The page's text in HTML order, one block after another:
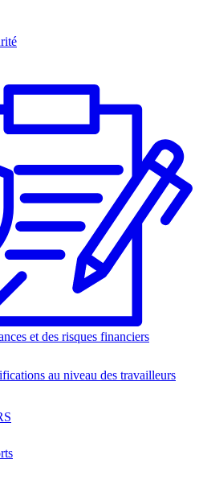
et des risques financiers
au niveau des travailleurs